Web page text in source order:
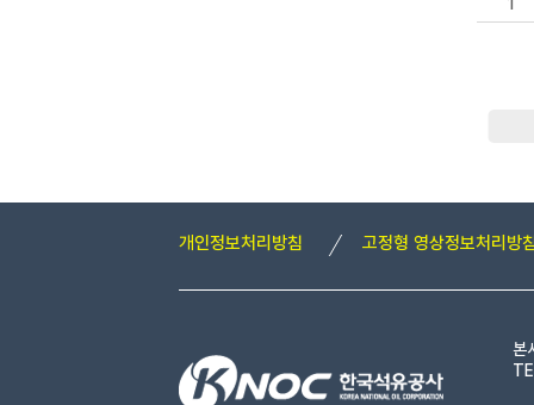
개인정보처리방침 고정형 영상정보처리방
본